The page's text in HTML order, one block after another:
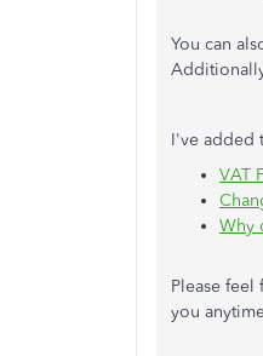
You can
I've added
VAT
Why
Please
you